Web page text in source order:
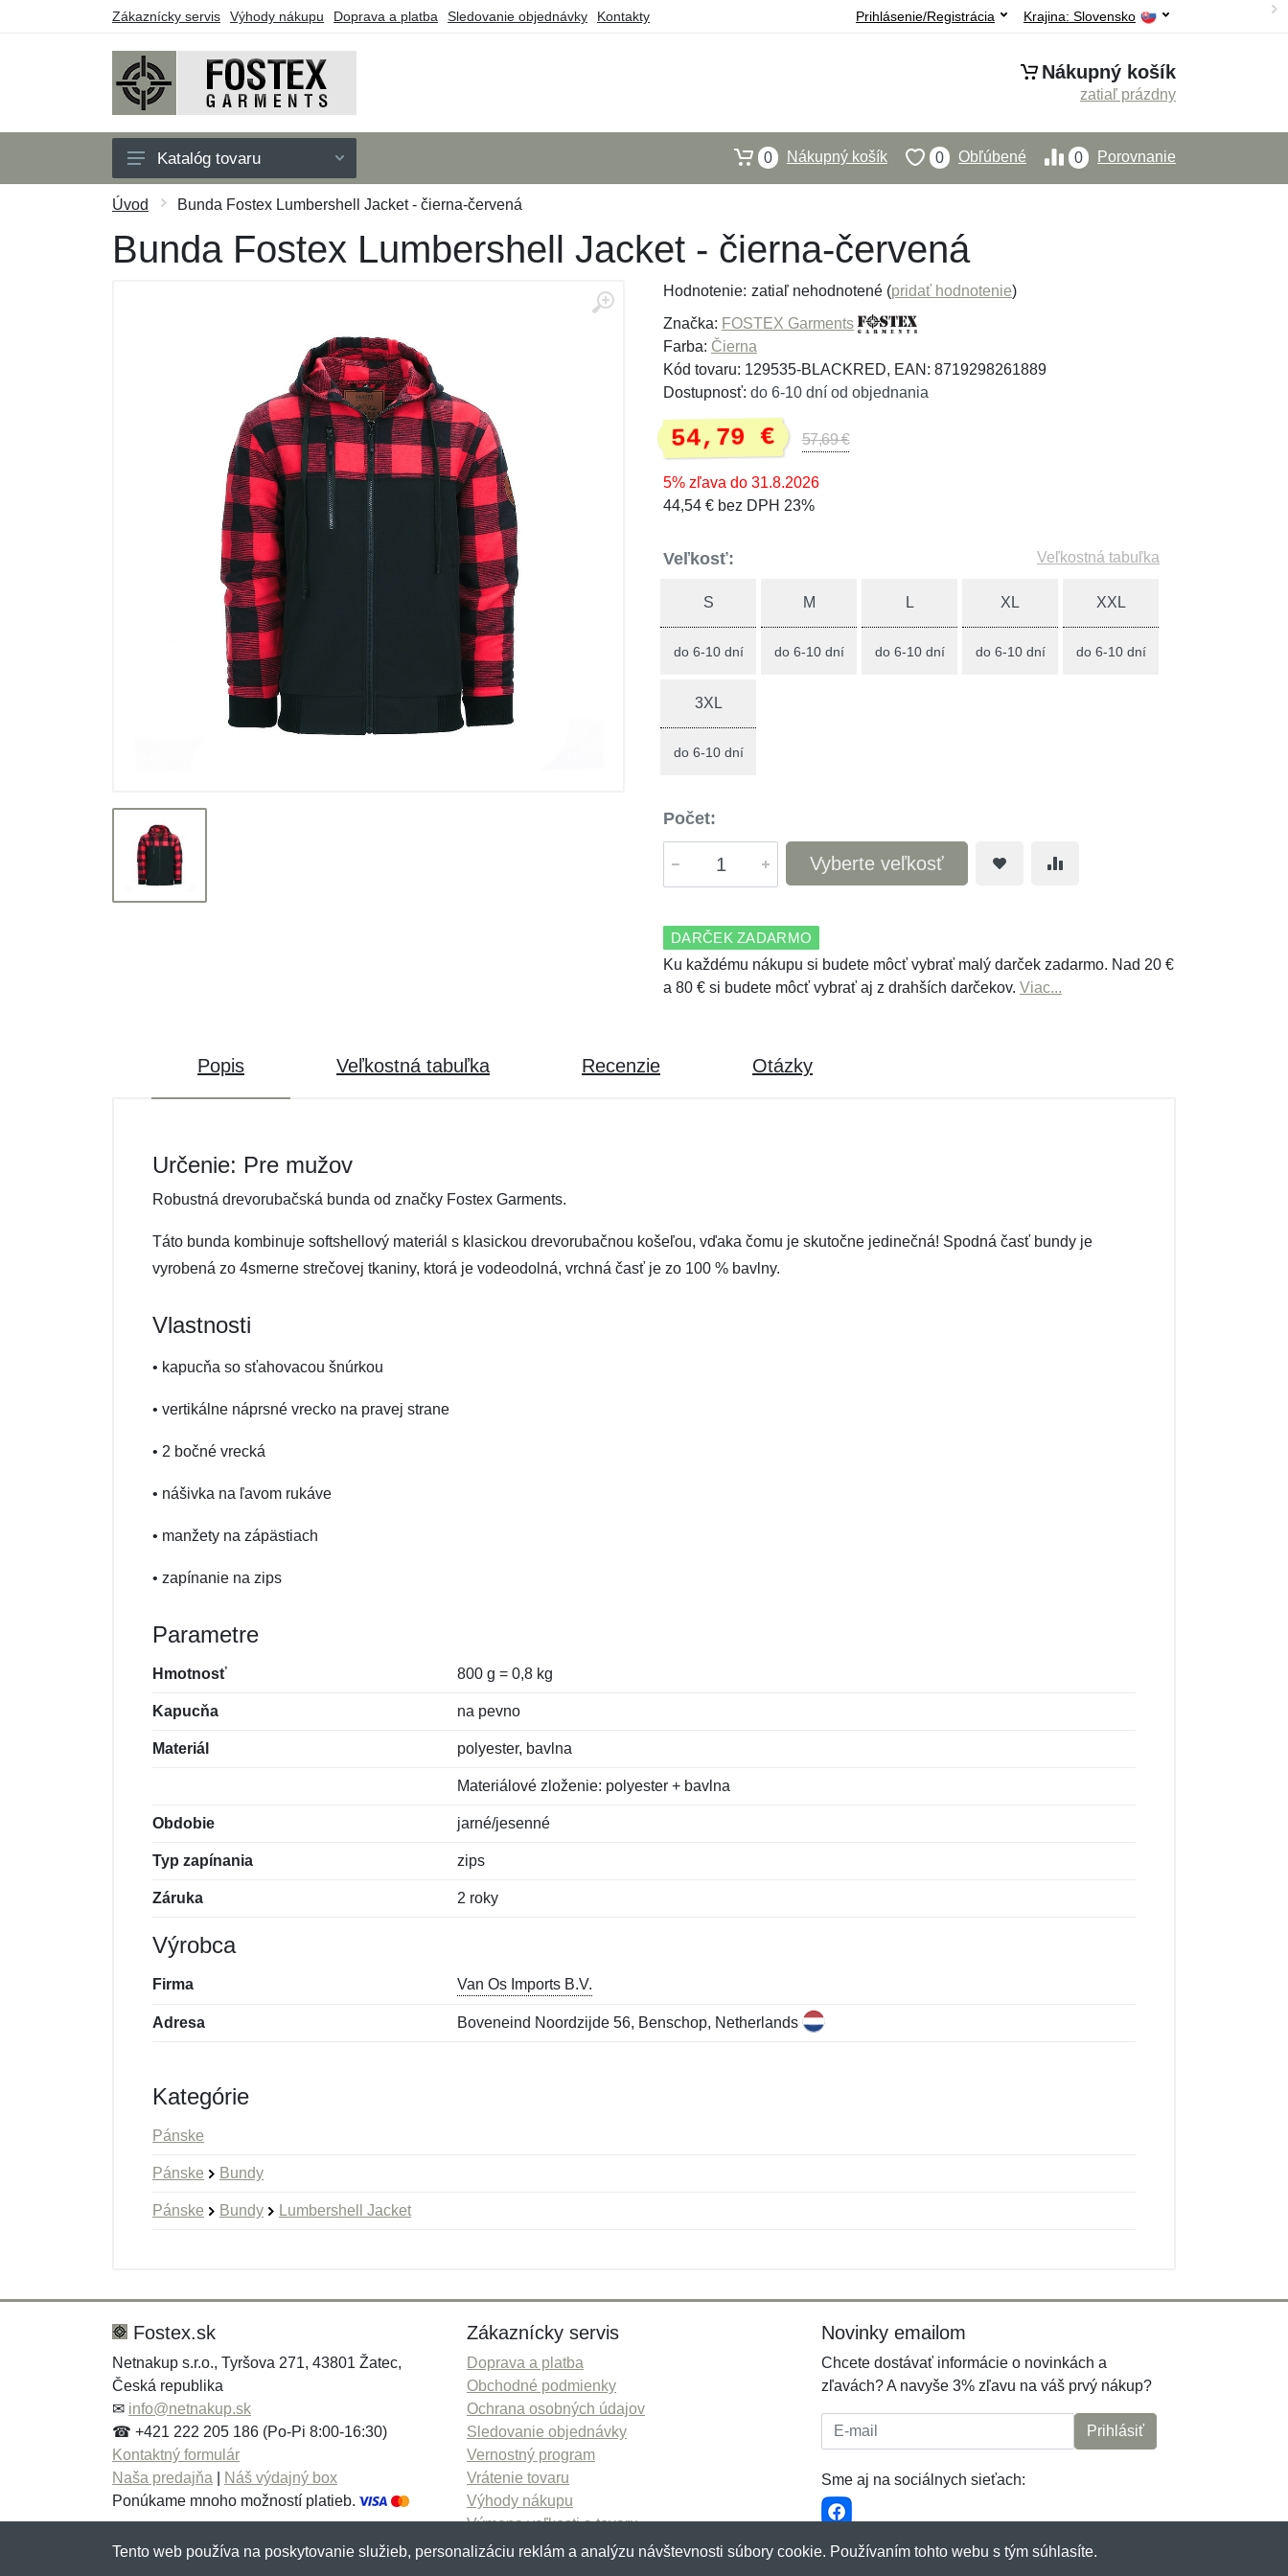
Zákaznícky servis Výhody nákupu Doprava a platba Sledovanie objednávky Kontakty Krajina: Slovensko
Prihlásenie/Registrácia
Nákupný košík
zatiaľ prázdny
Pánske
Detské
Darčekové poukazy
Katalóg tovaru 0 Porovnanie
0 Obľúbené
0 Nákupný košík
Úvod Bunda Fostex Lumbershell Jacket - čierna-červená
Bunda Fostex Lumbershell Jacket - čierna-červená
Hodnotenie: zatiaľ nehodnotené (pridať hodnotenie)
Značka: FOSTEX Garments
Farba: Čierna
Kód tovaru: 129535-BLACKRED, EAN: 8719298261889
Dostupnosť: do 6-10 dní od objednania
54,79 € 57,69 €
5% zľava do 31.8.2026
44,54 € bez DPH 23%
Veľkosť: Veľkostná tabuľka
S
do 6-10 dní
M
do 6-10 dní
L
do 6-10 dní
XL
do 6-10 dní
XXL
do 6-10 dní
3XL
do 6-10 dní
Počet:
Vyberte veľkosť
DARČEK ZADARMO
Ku každému nákupu si budete môcť vybrať malý darček zadarmo. Nad 20 €
a 80 € si budete môcť vybrať aj z drahších darčekov. Viac...
Popis Veľkostná tabuľka Recenzie Otázky
Určenie: Pre mužov
Robustná drevorubačská bunda od značky Fostex Garments.
Táto bunda kombinuje softshellový materiál s klasickou drevorubačnou košeľou, vďaka čomu je skutočne jedinečná! Spodná časť bundy je
vyrobená zo 4smerne strečovej tkaniny, ktorá je vodeodolná, vrchná časť je zo 100 % bavlny.
Vlastnosti
• kapucňa so sťahovacou šnúrkou
• vertikálne náprsné vrecko na pravej strane
• 2 bočné vrecká
• nášivka na ľavom rukáve
• manžety na zápästiach
• zapínanie na zips
Parametre
Hmotnosť 800 g = 0,8 kg
Kapucňa na pevno
Materiál polyester, bavlna
Materiálové zloženie: polyester + bavlna
Obdobie jarné/jesenné
Typ zapínania zips
Záruka 2 roky
Výrobca
Firma Van Os Imports B.V.
Adresa Boveneind Noordzijde 56, Benschop, Netherlands
Kategórie
Pánske
Pánske Bundy
Pánske Bundy Lumbershell Jacket
Správa*
Správa*
Fostex.sk
Netnakup s.r.o., Tyršova 271, 43801 Žatec,
Česká republika
✉ info@netnakup.sk
☎ +421 222 205 186 (Po-Pi 8:00-16:30)
Kontaktný formulár
Naša predajňa
Náš výdajný box
Ponúkame mnoho možností platieb.
Zákaznícky servis
Doprava a platba
Obchodné podmienky
Ochrana osobných údajov
Sledovanie objednávky
Vernostný program
Vrátenie tovaru
Výhody nákupu
Výmena veľkosti a tovaru
Viac informácií...
Novinky emailom
Chcete dostávať informácie o novinkách a
zľavách? A navyše 3% zľavu na váš prvý nákup?
E-mail: Prihlásiť
Sme aj na sociálnych sieťach:
Tento web používa na poskytovanie služieb, personalizáciu reklám a analýzu návštevnosti súbory cookie. Používaním tohto webu s tým súhlasíte.